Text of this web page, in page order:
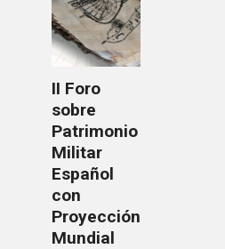
II Foro
sobre
Patrimonio
Militar
Español
con
Proyección
Mundial